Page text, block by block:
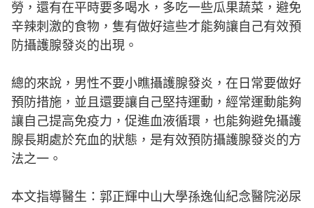
勞，還有在平時要多喝水，多吃一些瓜果蔬菜，避免
辛辣刺激的食物，隻有做好這些才能夠讓自己有效預
防攝護腺發炎的出現。
總的來說，男性不要小瞧攝護腺發炎，在日常要做好
預防措施，並且還要讓自己堅持運動，經常運動能夠
讓自己提高免疫力，促進血液循環，也能夠避免攝護
腺長期處於充血的狀態，是有效預防攝護腺發炎的方
法之一。
本文指導醫生：郭正輝中山大學孫逸仙紀念醫院泌尿